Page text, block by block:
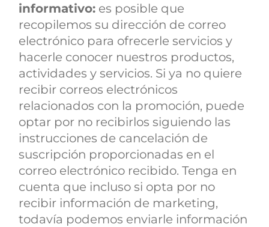
informativo: es posible que
recopilemos su dirección de correo
electrónico para ofrecerle servicios y
hacerle conocer nuestros productos,
actividades y servicios. Si ya no quiere
recibir correos electrónicos
relacionados con la promoción, puede
optar por no recibirlos siguiendo las
instrucciones de cancelación de
suscripción proporcionadas en el
correo electrónico recibido. Tenga en
cuenta que incluso si opta por no
recibir información de marketing,
todavía podemos enviarle información